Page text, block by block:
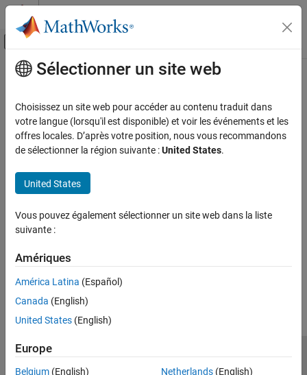
Passer au contenu
Activer/désactiver l'affichage du menu
Accueil de la documentation
Contenu principal
How useful was this information?
Sélectionner un site web
Choisissez un site web pour accéder au contenu traduit dans
votre langue (lorsqu'il est disponible) et voir les événements et les
offres locales. D’après votre position, nous vous recommandons
de sélectionner la région suivante :United States.
United States
Vous pouvez également sélectionner un site web dans la liste
suivante :
Amériques
América Latina (Español)
Canada (English)
United States (English)
Europe
Belgium (English)
Netherlands(English)